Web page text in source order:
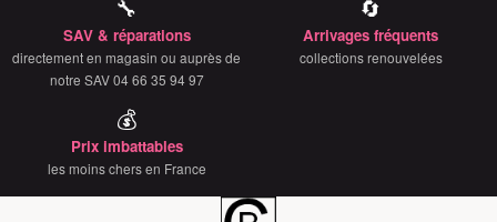
🔧
SAV & réparations
directement en magasin ou auprès de
notre SAV 04 66 35 94 97
🔄
Arrivages fréquents
collections renouvelées
💰
Prix imbattables
les moins chers en France